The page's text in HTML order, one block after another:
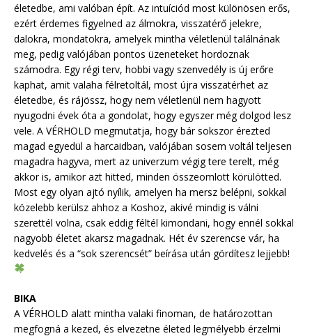
életedbe, ami valóban épít. Az intuíciód most különösen erős,
ezért érdemes figyelned az álmokra, visszatérő jelekre,
dalokra, mondatokra, amelyek mintha véletlenül találnának
meg, pedig valójában pontos üzeneteket hordoznak
számodra. Egy régi terv, hobbi vagy szenvedély is új erőre
kaphat, amit valaha félretoltál, most újra visszatérhet az
életedbe, és rájössz, hogy nem véletlenül nem hagyott
nyugodni évek óta a gondolat, hogy egyszer még dolgod lesz
vele. A VÉRHOLD megmutatja, hogy bár sokszor érezted
magad egyedül a harcaidban, valójában sosem voltál teljesen
magadra hagyva, mert az univerzum végig tere terelt, még
akkor is, amikor azt hitted, minden összeomlott körülötted.
Most egy olyan ajtó nyílik, amelyen ha mersz belépni, sokkal
közelebb kerülsz ahhoz a Koshoz, akivé mindig is válni
szerettél volna, csak eddig féltél kimondani, hogy ennél sokkal
nagyobb életet akarsz magadnak. Hét év szerencse vár, ha
kedvelés és a “sok szerencsét” beírása után gördítesz lejjebb!
BIKA
A VÉRHOLD alatt mintha valaki finoman, de határozottan
megfogná a kezed, és elvezetne életed legmélyebb érzelmi